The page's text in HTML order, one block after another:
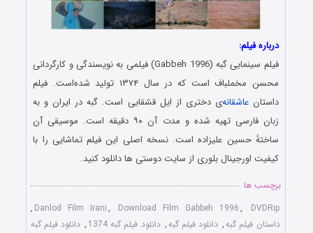
درباره فیلم:
فیلم سینمایی گبه (Gabbeh 1996) فیلمی به نویسندگی و کارگردانی
محسن مخملباف است که در سال ۱۳۷۴ تولید شده‌است. فیلم
داستانعاشقانه‌ی دختری از ایل قشقایی است. گبه در ایران و به
زبان فارسی تهیه شده و مدت آن ۹۰ دقیقه است. موسیقی آن
ساختهٔ حسین علیزاده است. نسخه اصلی این فیلم تماشایی را با
کیفیت اورجینال بلوری از سایت دوستی ها دانلود کنید.
برچسب ها
Danlod Film Irani, Download Film Gabbeh 1996, DVDRip
,
داستان فیلم گبه, دانلود فیلم گبه, دانلود فیلم گبه 1374 , دانلود فیلم گبه